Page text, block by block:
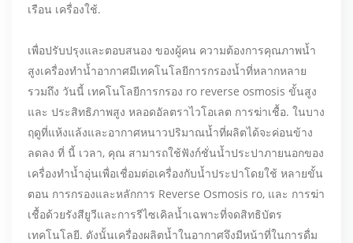
เรือน เครื่องใช้.
เพื่อปรับปรุงและตอบสนอง ของผู้คน ความต้องการคุณภาพน้ำ
สูงเครื่องทำน้ำอากาศมีเทคโนโลยีการกรองน้ำที่หลากหลาย
รวมถึง วันนี้ เทคโนโลยีการกรอง ro reverse osmosis ขั้นสูง
และ ประสิทธิภาพสูง หลอดอัลตราไวโอเลต การฆ่าเชื้อ. ในบาง
ฤดูที่แห้งแล้งและอากาศหนาวปริมาณน้ำที่ผลิตได้จะค่อนข้าง
ลดลง ที่ นี้ เวลา, คุณ สามารถใช้ฟังก์ชั่นน้ำประปาภายนอกของ
เครื่องทำน้ำอุ่นเพื่อเชื่อมต่อเครื่องกับน้ำประปาโดยใช้ หลายขั้น
ตอน การกรองและหลักการ Reverse Osmosis ro, และ การฆ่า
เชื้อด้วยรังสียูวีและการรีไซเคิลน้ำเฉพาะที่จดสิทธิบัตร
เทคโนโลยี. ดังนั้นเครื่องผลิตน้ำในอากาศจึงมีหน้าที่ในการดื่ม